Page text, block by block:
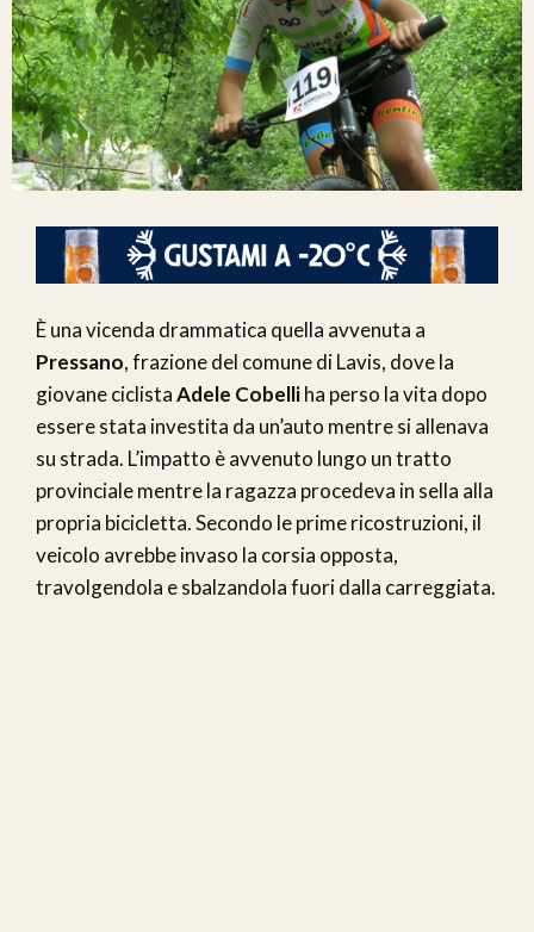
È una vicenda drammatica quella avvenuta a
Pressano, frazione del comune di Lavis, dove la
giovane ciclistaAdele Cobelliha perso la vita dopo
essere stata investita da un’auto mentre si allenava
su strada. L’impatto è avvenuto lungo un tratto
provinciale mentre la ragazza procedeva in sella alla
propria bicicletta. Secondo le prime ricostruzioni, il
veicolo avrebbe invaso la corsia opposta,
travolgendola e sbalzandola fuori dalla carreggiata.